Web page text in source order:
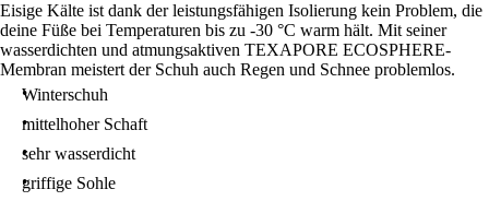
Eisige Kälte ist dank der leistungsfähigen Isolierung kein Problem, die
deine Füße bei Temperaturen bis zu -30 °C warm hält. Mit seiner
wasserdichten und atmungsaktiven TEXAPORE ECOSPHERE-
Membran meistert der Schuh auch Regen und Schnee problemlos.
Winterschuh
mittelhoher Schaft
sehr wasserdicht
griffige Sohle